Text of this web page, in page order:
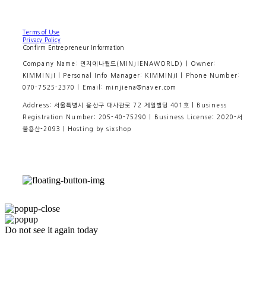
Terms of Use
Privacy Policy
Confirm Entrepreneur Information
Company Name: 민지에나월드(MINJIENAWORLD) | Owner:
KIMMINJI | Personal Info Manager: KIMMINJI | Phone Number:
070-7525-2370 | Email: minjiena@naver.com
Address: 서울특별시 용산구 대사관로 72 제일빌딩 401호 | Business
Registration Number: 205-40-75290 | Business License: 2020-서
울용산-2093
| Hosting by sixshop
Do not see it again today